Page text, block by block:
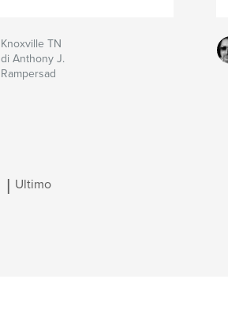
Knoxville TN
di Anthony J.
Rampersad
Ultimo